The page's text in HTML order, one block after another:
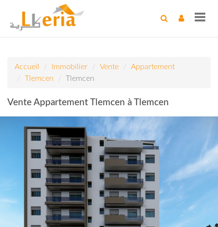
Accueil Immobilier Vente
Appartement
Tlemcen
Tlemcen
Vente Appartement Tlemcen à Tlemcen